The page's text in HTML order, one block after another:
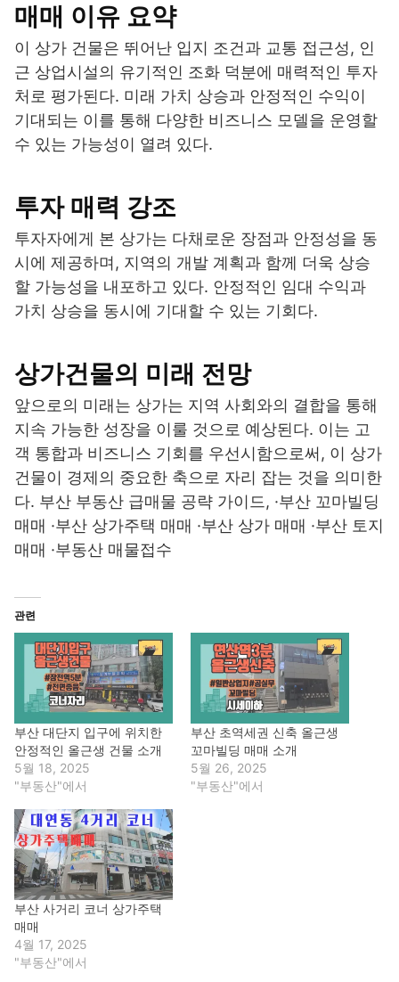
매매 이유 요약
이 상가 건물은 뛰어난 입지 조건과 교통 접근성, 인
근 상업시설의 유기적인 조화 덕분에 매력적인 투자
처로 평가된다. 미래 가치 상승과 안정적인 수익이
기대되는 이를 통해 다양한 비즈니스 모델을 운영할
수 있는 가능성이 열려 있다.
투자 매력 강조
투자자에게 본 상가는 다채로운 장점과 안정성을 동
시에 제공하며, 지역의 개발 계획과 함께 더욱 상승
할 가능성을 내포하고 있다. 안정적인 임대 수익과
가치 상승을 동시에 기대할 수 있는 기회다.
상가건물의 미래 전망
앞으로의 미래는 상가는 지역 사회와의 결합을 통해
지속 가능한 성장을 이룰 것으로 예상된다. 이는 고
객 통합과 비즈니스 기회를 우선시함으로써, 이 상가
건물이 경제의 중요한 축으로 자리 잡는 것을 의미한
다. 부산 부동산 급매물 공략 가이드, ·부산 꼬마빌딩
매매 ·부산 상가주택 매매 ·부산 상가 매매 ·부산 토지
매매 ·부동산 매물접수
관련
부산 대단지 입구에 위치한
안정적인 올근생 건물 소개
5월 18, 2025
"부동산"에서
부산 초역세권 신축 올근생
꼬마빌딩 매매 소개
5월 26, 2025
"부동산"에서
부산 사거리 코너 상가주택
매매
4월 17, 2025
"부동산"에서